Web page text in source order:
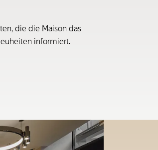
die die Maison das
informiert.